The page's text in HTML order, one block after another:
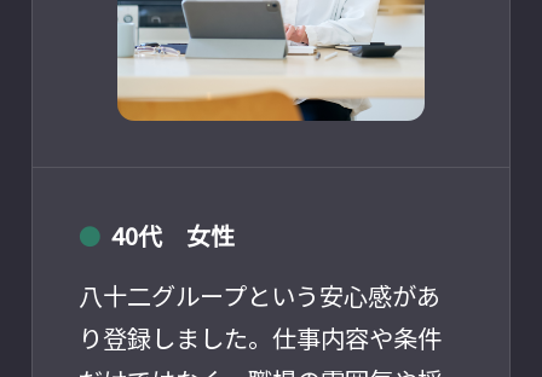
● 40代 女性
八十二グループという安心感があ
り登録しました。仕事内容や条件